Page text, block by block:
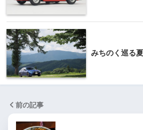
みちのく巡る
前の記事